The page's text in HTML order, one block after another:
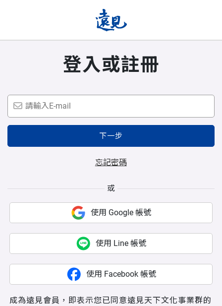
登入或註冊
下一步
忘記密碼
或
使用 Google 帳號
使用 Line 帳號
使用 Facebook 帳號
成為遠見會員，即表示您已同意遠見天下文化事業群的